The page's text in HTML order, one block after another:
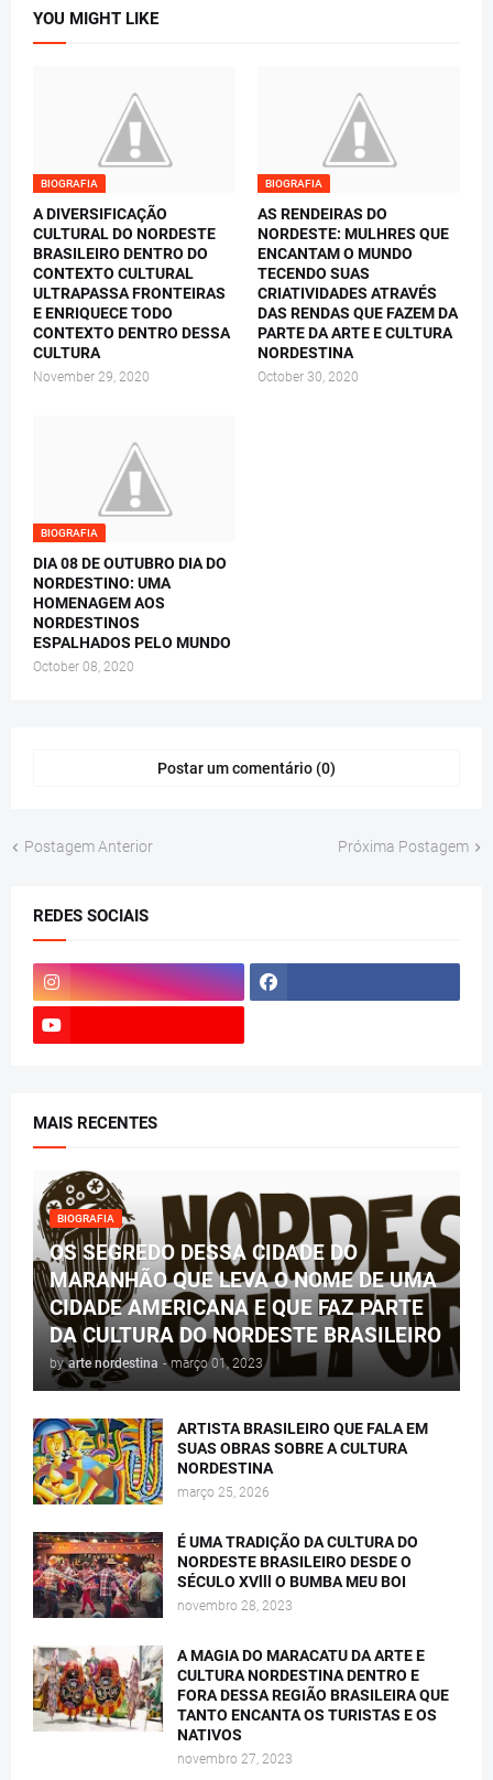
YOU MIGHT LIKE
BIOGRAFIA
A DIVERSIFICAÇÃO
CULTURAL DO NORDESTE
BRASILEIRO DENTRO DO
CONTEXTO CULTURAL
ULTRAPASSA FRONTEIRAS
E ENRIQUECE TODO
CONTEXTO DENTRO DESSA
CULTURA
November 29, 2020
BIOGRAFIA
AS RENDEIRAS DO
NORDESTE: MULHRES QUE
ENCANTAM O MUNDO
TECENDO SUAS
CRIATIVIDADES ATRAVÉS
DAS RENDAS QUE FAZEM DA
PARTE DA ARTE E CULTURA
NORDESTINA
October 30, 2020
BIOGRAFIA
DIA 08 DE OUTUBRO DIA DO
NORDESTINO: UMA
HOMENAGEM AOS
NORDESTINOS
ESPALHADOS PELO MUNDO
October 08, 2020
Postar um comentário (0)
Postagem Anterior Próxima Postagem
REDES SOCIAIS
MAIS RECENTES
BIOGRAFIA
OS SEGREDO DESSA CIDADE DO
MARANHÃO QUE LEVA O NOME DE UMA
CIDADE AMERICANA E QUE FAZ PARTE
DA CULTURA DO NORDESTE BRASILEIRO
by arte nordestina - março 01, 2023
ARTISTA BRASILEIRO QUE FALA EM
SUAS OBRAS SOBRE A CULTURA
NORDESTINA
março 25, 2026
É UMA TRADIÇÃO DA CULTURA DO
NORDESTE BRASILEIRO DESDE O
SÉCULO XVlll O BUMBA MEU BOI
novembro 28, 2023
A MAGIA DO MARACATU DA ARTE E
CULTURA NORDESTINA DENTRO E
FORA DESSA REGIÃO BRASILEIRA QUE
TANTO ENCANTA OS TURISTAS E OS
NATIVOS
novembro 27, 2023